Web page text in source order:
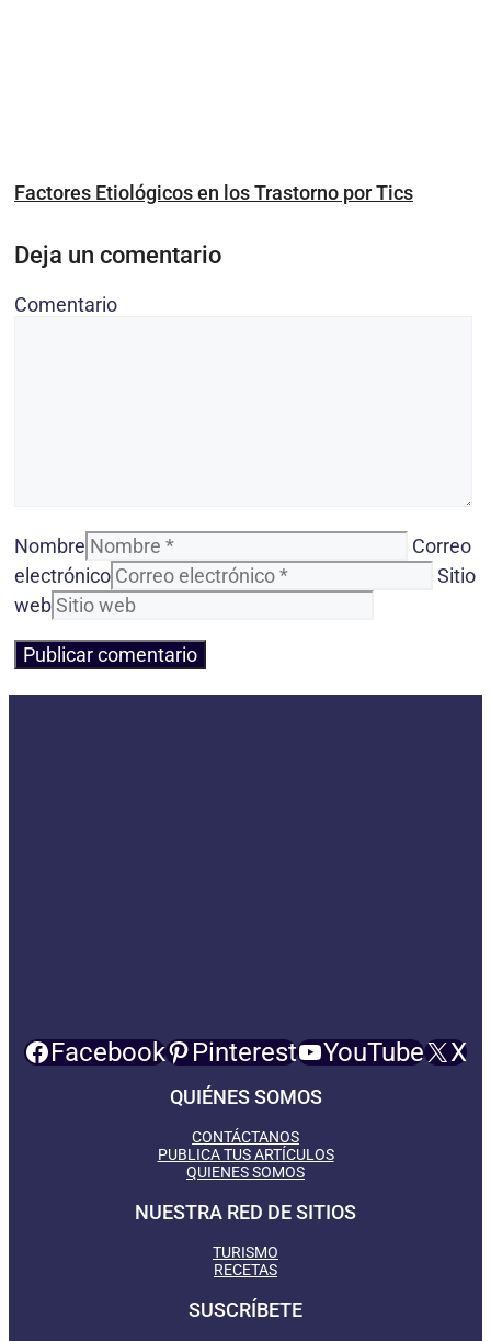
Factores Etiológicos en los Trastorno por Tics
Deja un comentario
Comentario
Nombre
Correo
electrónico
Sitio
web
Facebook Pinterest YouTube X
QUIÉNES SOMOS
CONTÁCTANOS
PUBLICA TUS ARTÍCULOS
QUIENES SOMOS
NUESTRA RED DE SITIOS
TURISMO
RECETAS
SUSCRÍBETE